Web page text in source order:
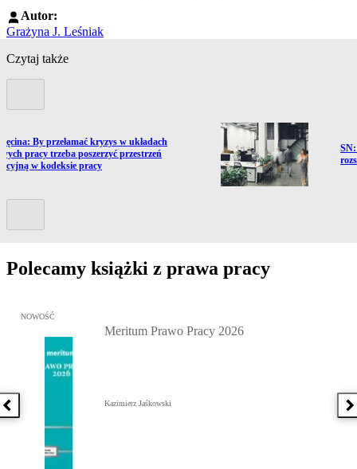
Autor:
Grażyna J. Leśniak
Czytaj także
do artykułu:
By przełamać kryzys w układach
pracy trzeba poszerzyć przestrzeń
w kodeksie pracy
Polecamy książki z prawa pracy
Poprzednia książka
Przejdź do: Meritum Prawo Pracy 2026, Kazimierz Jaśkowski -
NOWOŚĆ
Meritum Prawo Pracy 2026
Kazimierz Jaśkowski